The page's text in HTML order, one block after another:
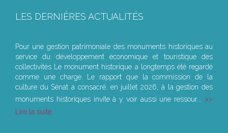
LES DERNIÈRES ACTUALITÉS
Pour une gestion patrimoniale des monuments historiques au
service du développement économique et touristique des
collectivités Le monument historique a longtemps été regardé
comme une charge. Le rapport que la commission de la
culture du Sénat a consacré, en juillet 2026, à la gestion des
monuments historiques invite à y voir aussi une ressour...
Lire la suite